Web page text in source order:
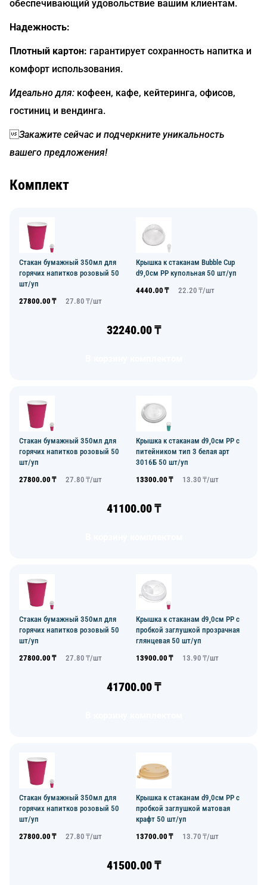
обеспечивающий удовольствие вашим клиентам.
Надежность:
Плотный картон: гарантирует сохранность напитка и
комфорт использования.
Идеально для: кофеен, кафе, кейтеринга, офисов,
гостиниц и вендинга.
Закажите сейчас и подчеркните уникальность
вашего предложения!
Комплект
Стакан бумажный 350мл для
горячих напитков розовый 50
шт/уп
27800.00 ₸ 27.80 ₸/шт
Крышка к стаканам Bubble Cup
d9,0см PP купольная 50 шт/уп
4440.00 ₸ 22.20 ₸/шт
32240.00₸
Стакан бумажный 350мл для
горячих напитков розовый 50
шт/уп
27800.00 ₸ 27.80 ₸/шт
Крышка к стаканам d9,0см PP с
питейником тип 3 белая арт
3016Б 50 шт/уп
13300.00 ₸ 13.30 ₸/шт
41100.00₸
Стакан бумажный 350мл для
горячих напитков розовый 50
шт/уп
27800.00 ₸ 27.80 ₸/шт
Крышка к стаканам d9,0см PP с
пробкой заглушкой прозрачная
глянцевая 50 шт/уп
13900.00 ₸ 13.90 ₸/шт
41700.00₸
Стакан бумажный 350мл для
горячих напитков розовый 50
шт/уп
27800.00 ₸ 27.80 ₸/шт
Крышка к стаканам d9,0см PP с
пробкой заглушкой матовая
крафт 50 шт/уп
13700.00 ₸ 13.70 ₸/шт
41500.00₸